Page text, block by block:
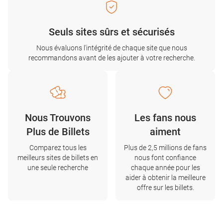
Seuls sites sûrs et sécurisés
Nous évaluons l'intégrité de chaque site que nous
recommandons avant de les ajouter à votre recherche.
Nous Trouvons
Plus de Billets
Comparez tous les
meilleurs sites de billets en
une seule recherche
Les fans nous
aiment
Plus de 2,5 millions de fans
nous font confiance
chaque année pour les
aider à obtenir la meilleure
offre sur les billets.